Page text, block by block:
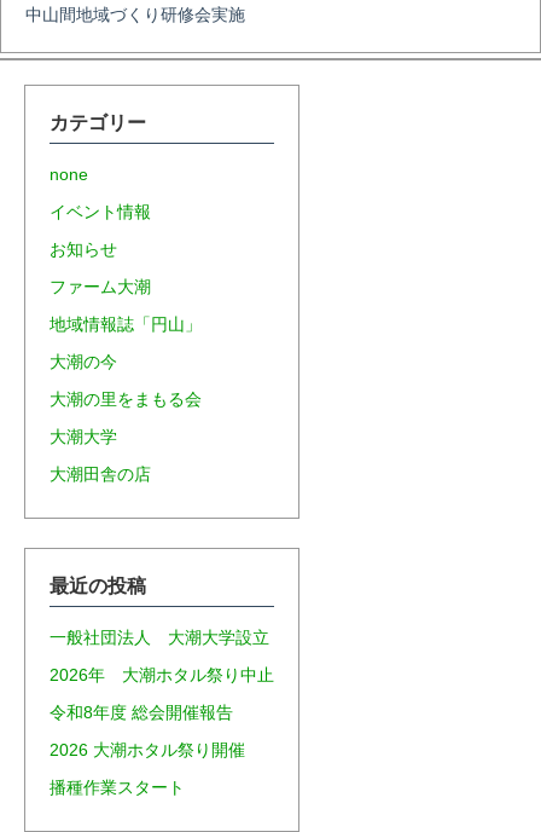
中山間地域づくり研修会実施
カテゴリー
none
イベント情報
お知らせ
ファーム大潮
地域情報誌「円山」
大潮の今
大潮の里をまもる会
大潮大学
大潮田舎の店
最近の投稿
一般社団法人 大潮大学設立
2026年 大潮ホタル祭り中止
令和8年度 総会開催報告
2026 大潮ホタル祭り開催
播種作業スタート